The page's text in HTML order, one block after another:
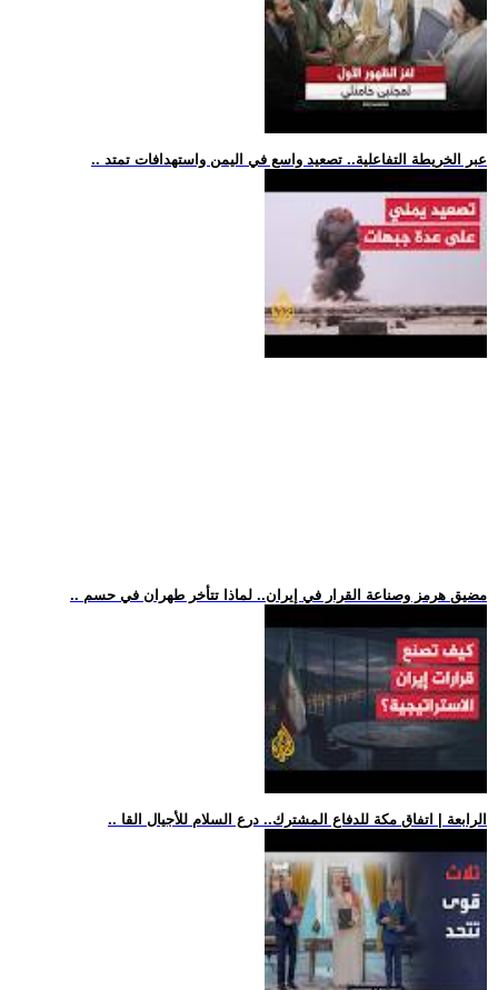
.. عبر الخريطة التفاعلية.. تصعيد واسع في اليمن واستهدافات تمتد
.. مضيق هرمز وصناعة القرار في إيران.. لماذا تتأخر طهران في حسم
.. الرابعة | اتفاق مكة للدفاع المشترك.. درع السلام للأجيال القا